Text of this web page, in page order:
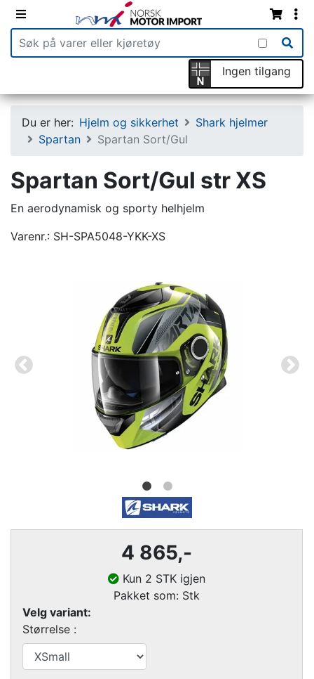
Ingen tilgang
Du er her: Hjelm og sikkerhet
Shark hjelmer
Spartan
Spartan Sort/Gul
Spartan Sort/Gul str XS
En aerodynamisk og sporty helhjelm
Varenr.: SH-SPA5048-YKK-XS
4 865,-
Kun 2 STK igjen
Pakket som: Stk
Velg variant:
Størrelse :